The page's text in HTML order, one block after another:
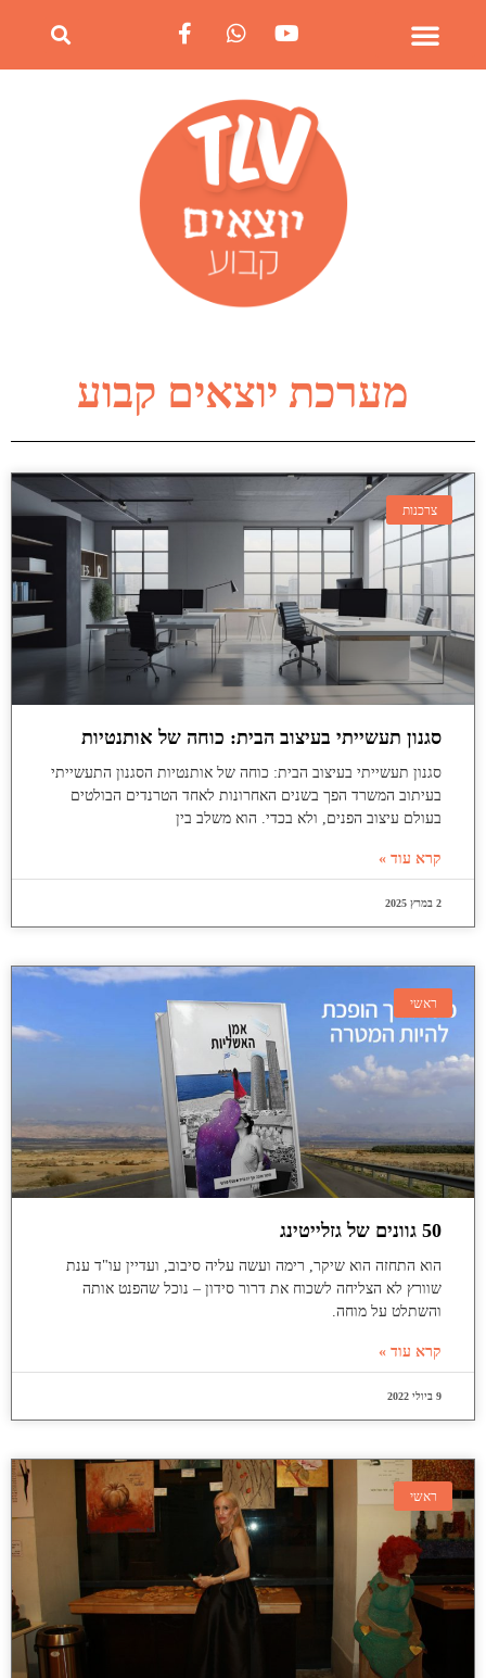
מערכת יוצאים קבוע
צרכנות
סגנון תעשייתי בעיצוב הבית: כוחה של אותנטיות
סגנון תעשייתי בעיצוב הבית: כוחה של אותנטיות הסגנון התעשייתי
בעיתוב המשרד הפך בשנים האחרונות לאחד הטרנדים הבולטים
בעולם עיצוב הפנים, ולא בכדי. הוא משלב בין
קרא עוד »
2 במרץ 2025
ראשי
50 גוונים של גזלייטינג
הוא התחזה הוא שיקר, רימה ועשה עליה סיבוב, ועדיין עו"ד ענת
שוורץ לא הצליחה לשכוח את דרור סידון – נוכל שהפנט אותה
והשתלט על מוחה.
קרא עוד »
9 ביולי 2022
ראשי